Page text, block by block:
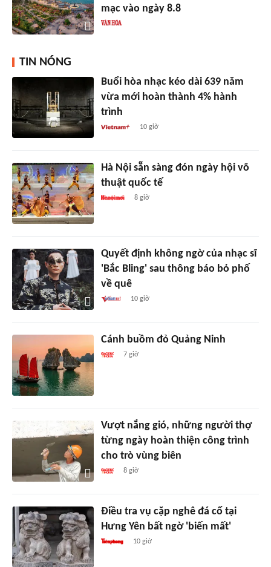
mạc vào ngày 8.8
TIN NÓNG
Buổi hòa nhạc kéo dài 639 năm
vừa mới hoàn thành 4% hành
trình
10 giờ
Hà Nội sẵn sàng đón ngày hội võ
thuật quốc tế
8 giờ
Quyết định không ngờ của nhạc sĩ
'Bắc Bling' sau thông báo bỏ phố
về quê
10 giờ
Cánh buồm đỏ Quảng Ninh
7 giờ
Vượt nắng gió, những người thợ
từng ngày hoàn thiện công trình
cho trò vùng biên
8 giờ
Điều tra vụ cặp nghê đá cổ tại
Hưng Yên bất ngờ 'biến mất'
10 giờ